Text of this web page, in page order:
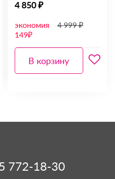
4 850 ₽
экономия
149₽
4 999 ₽
В корзину
772-18-30